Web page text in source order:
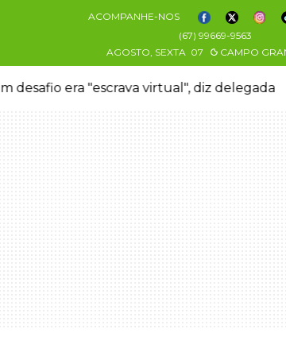
ACOMPANHE-NOS
(67) 99669-9563
AGOSTO, SEXTA 07 CAMPO
desafio era "escrava virtual", diz delegada